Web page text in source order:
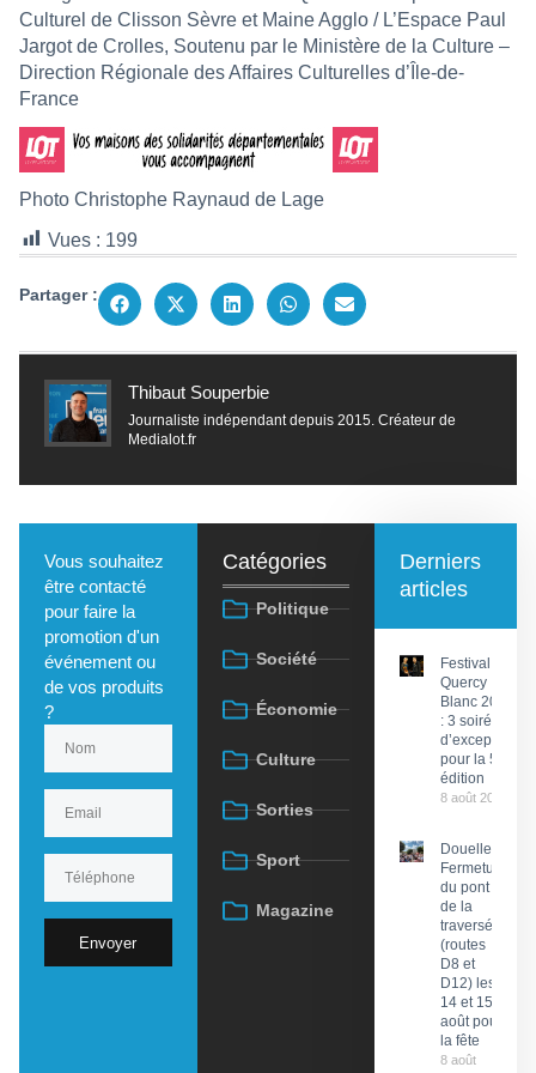
Culturel de Clisson Sèvre et Maine Agglo / L’Espace Paul
Jargot de Crolles, Soutenu par le Ministère de la Culture –
Direction Régionale des Affaires Culturelles d’Île-de-
France
Photo Christophe Raynaud de Lage
Vues : 199
Partager :
Thibaut Souperbie
Journaliste indépendant depuis 2015. Créateur de
Medialot.fr
Vous souhaitez
être contacté
pour faire la
promotion d'un
événement ou
de vos produits
?
Envoyer
Catégories
Politique
Société
Économie
Culture
Sorties
Sport
Magazine
Derniers
articles
Festival du
Quercy
Blanc 2026
: 3 soirées
d’exception
pour la 58e
édition
8 août 2026
Douelle :
Fermeture
du pont et
de la
traversée
(routes
D8 et
D12) les
14 et 15
août pour
la fête
8 août